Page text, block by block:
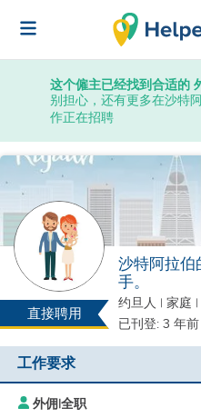
这个僱主已经找到合适的
别担心，还有更多在沙特
作正在招聘
直接聘用
沙特阿拉伯
手。
约旦人 | 家庭 |
已刊登: 3 年前
工作要求
外佣|全职